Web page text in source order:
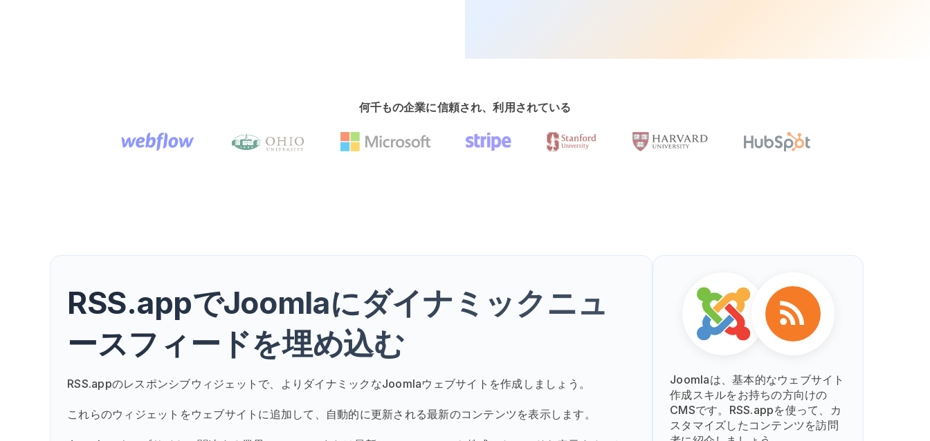
何千もの企業に信頼され、利用されている
RSS.appでJoomlaにダイナミックニュ
ースフィードを埋め込む
RSS.appのレスポンシブウィジェットで、よりダイナミックなJoomlaウェブサイトを作成しましょう。
これらのウィジェットをウェブサイトに追加して、自動的に更新される最新のコンテンツを表示します。
Joomlaは、基本的なウェブサイト
作成スキルをお持ちの方向けの
CMSです。RSS.appを使って、カ
スタマイズしたコンテンツを訪問